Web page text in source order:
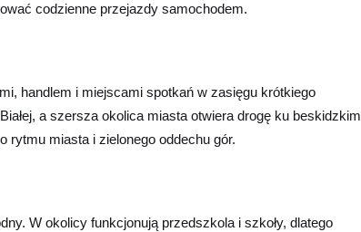
codzienne przejazdy samochodem.
handlem i miejscami spotkań w zasięgu krótkiego
a szersza okolica miasta otwiera drogę ku beskidzkim
rytmu miasta i zielonego oddechu gór.
W okolicy funkcjonują przedszkola i szkoły, dlatego